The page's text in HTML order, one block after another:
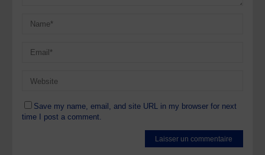
Save my name, email, and site URL in my browser for next
time I post a comment.